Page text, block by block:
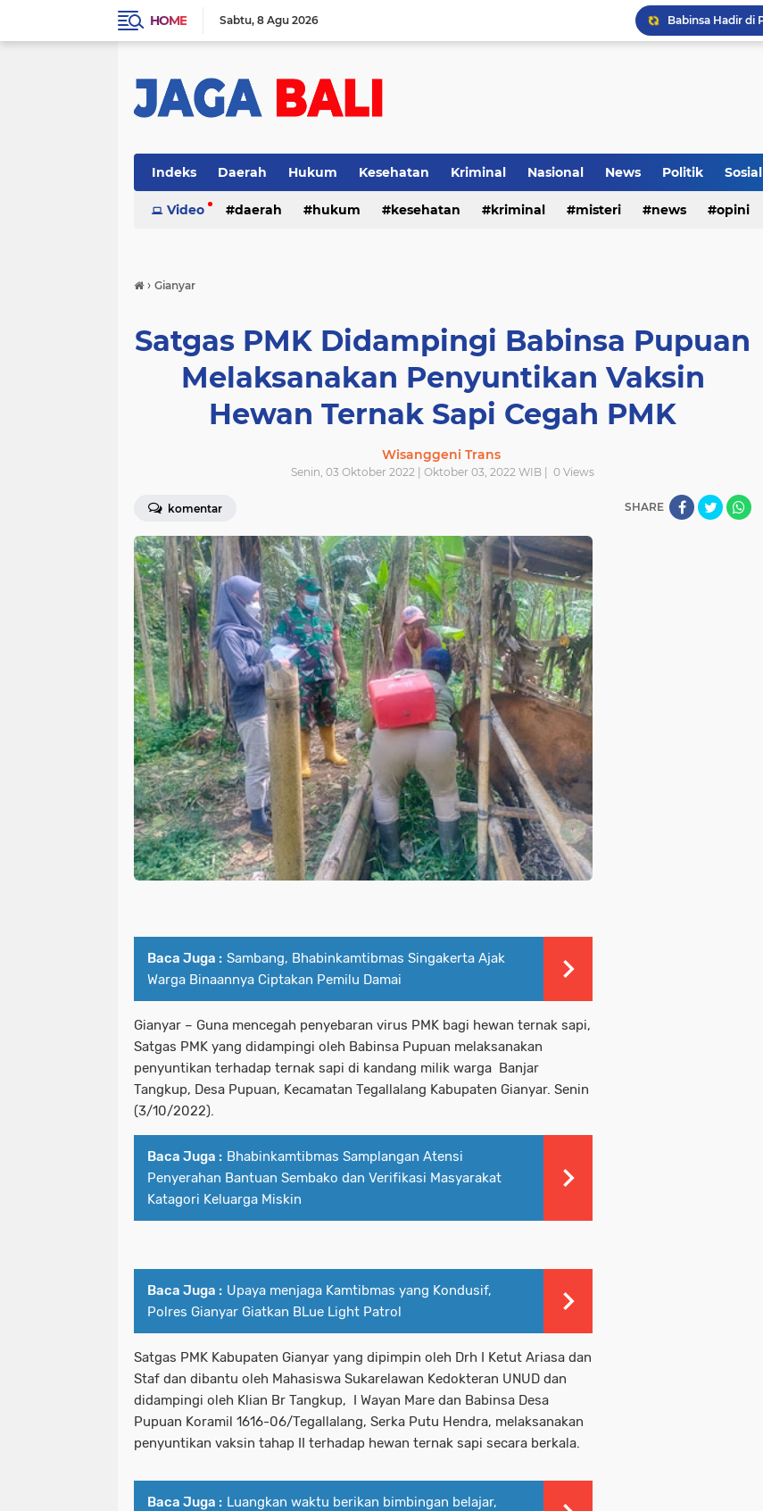
HOME Sabtu 8 Agu 2026
Indeks Daerah Hukum Kesehatan Kriminal Nasional News Politik Sosial
Video daerah hukum kesehatan kriminal misteri news opini
› Gianyar
Satgas PMK Didampingi Babinsa Pupuan
Melaksanakan Penyuntikan Vaksin
Hewan Ternak Sapi Cegah PMK
Wisanggeni Trans
Senin, 03 Oktober 2022 | Oktober 03, 2022 WIB | 0 Views
komentar SHARE
Baca Juga : Sambang, Bhabinkamtibmas Singakerta Ajak
Warga Binaannya Ciptakan Pemilu Damai
Gianyar – Guna mencegah penyebaran virus PMK bagi hewan ternak sapi,
Satgas PMK yang didampingi oleh Babinsa Pupuan melaksanakan
penyuntikan terhadap ternak sapi di kandang milik warga Banjar
Tangkup, Desa Pupuan, Kecamatan Tegallalang Kabupaten Gianyar. Senin
(3/10/2022).
Baca Juga : Bhabinkamtibmas Samplangan Atensi
Penyerahan Bantuan Sembako dan Verifikasi Masyarakat
Katagori Keluarga Miskin
Baca Juga : Upaya menjaga Kamtibmas yang Kondusif,
Polres Gianyar Giatkan BLue Light Patrol
Satgas PMK Kabupaten Gianyar yang dipimpin oleh Drh I Ketut Ariasa dan
Staf dan dibantu oleh Mahasiswa Sukarelawan Kedokteran UNUD dan
didampingi oleh Klian Br Tangkup, I Wayan Mare dan Babinsa Desa
Pupuan Koramil 1616-06/Tegallalang, Serka Putu Hendra, melaksanakan
penyuntikan vaksin tahap II terhadap hewan ternak sapi secara berkala.
Baca Juga : Luangkan waktu berikan bimbingan belajar,